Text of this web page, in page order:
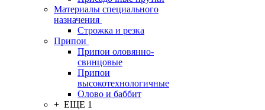
Материалы специального
назначения
Строжка и резка
Припои
Припои оловянно-
свинцовые
Припои
высокотехнологичные
Олово и баббит
+ ЕЩЕ 1